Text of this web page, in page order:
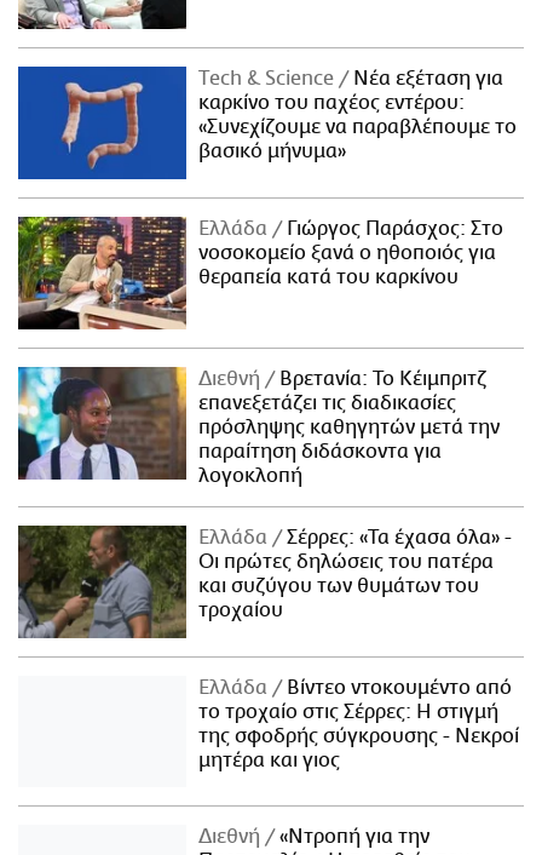
Τech & Science
Νέα εξέταση για
καρκίνο του παχέος εντέρου:
«Συνεχίζουμε να παραβλέπουμε το
βασικό μήνυμα»
Ελλάδα
Γιώργος Παράσχος: Στο
νοσοκομείο ξανά ο ηθοποιός για
θεραπεία κατά του καρκίνου
Διεθνή
Βρετανία: Το Κέιμπριτζ
επανεξετάζει τις διαδικασίες
πρόσληψης καθηγητών μετά την
παραίτηση διδάσκοντα για
λογοκλοπή
Ελλάδα
Σέρρες: «Τα έχασα όλα» -
Οι πρώτες δηλώσεις του πατέρα
και συζύγου των θυμάτων του
τροχαίου
Ελλάδα
Βίντεο ντοκουμέντο από
το τροχαίο στις Σέρρες: Η στιγμή
της σφοδρής σύγκρουσης - Νεκροί
μητέρα και γιος
Διεθνή
«Ντροπή για την